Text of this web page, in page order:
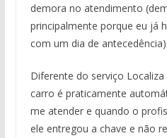
demora no atendimento
principalmente porque eu já
com um dia de antecedência).
Diferente do serviço
carro é praticamente
me atender e quando o
ele entregou a chave e não